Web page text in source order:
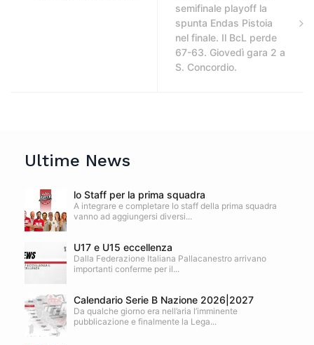
semifinale playoff la
spunta Endas Pistoia
nel finale. Il BcL perde
67-63. Giovedì gara 2 a
S. Concordio.
Ultime News
lo Staff per la prima squadra
A integrare e completare lo staff della prima squadra
vanno ad aggiungersi diversi...
U17 e U15 eccellenza
Dalla Federazione Italiana Pallacanestro arrivano
importanti conferme per il...
Calendario Serie B Nazione 2026|2027
Da qualche giorno era nell’aria l’imminente
pubblicazione e finalmente la Lega...